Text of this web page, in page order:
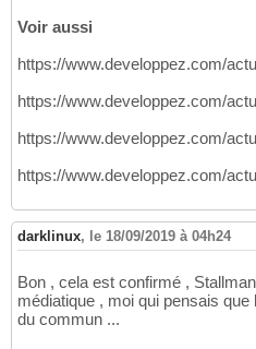
Voir aussi
https://www.developpez.com/
https://www.developpez.com/
https://www.developpez.com/
https://www.developpez.com/
darklinux, le 18/09/2019 à 04h24
Bon , cela est confirmé ,
médiatique , moi qui pensais
du commun ...